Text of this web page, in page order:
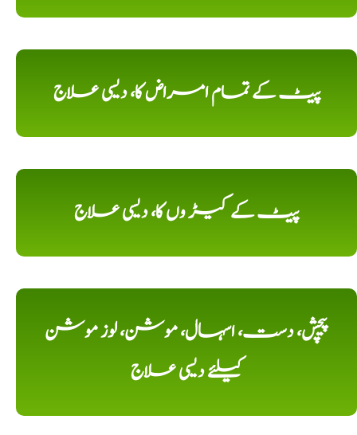
پیٹ کے تمام امراض کا، دیسی علاج
پیٹ کے کیڑ وں کا، دیسی علاج
پیچش، دست، اسہال، موشن، لوز موشن
کیلئے دیسی علاج